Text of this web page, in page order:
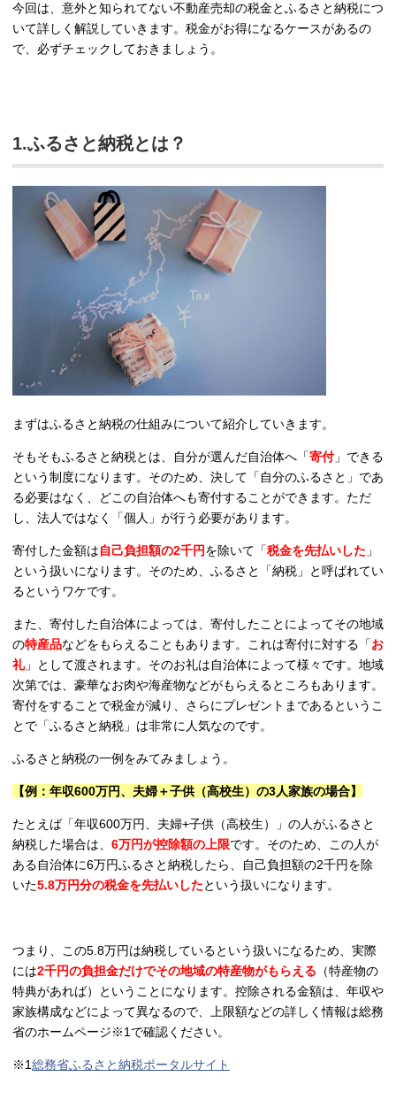
今回は、意外と知られてない不動産売却の税金とふるさと納税につ
いて詳しく解説していきます。税金がお得になるケースがあるの
で、必ずチェックしておきましょう。
1.ふるさと納税とは？
まずはふるさと納税の仕組みについて紹介していきます。
そもそもふるさと納税とは、自分が選んだ自治体へ「寄付」できる
という制度になります。そのため、決して「自分のふるさと」であ
る必要はなく、どこの自治体へも寄付することができます。ただ
し、法人ではなく「個人」が行う必要があります。
寄付した金額は自己負担額の2千円を除いて「税金を先払いした 」
という扱いになります。そのため、ふるさと「納税」と呼ばれてい
るというワケです。
また、寄付した自治体によっては、寄付したことによってその地域
の特産品などをもらえることもあります。これは寄付に対する「お
礼」として渡されます。そのお礼は自治体によって様々です。地域
次第では、豪華なお肉や海産物などがもらえるところもあります。
寄付をすることで税金が減り、さらにプレゼントまであるというこ
とで「ふるさと納税」は非常に人気なのです。
ふるさと納税の一例をみてみましょう。
【例：年収600万円、夫婦＋子供（高校生）の3人家族の場合】
たとえば「年収600万円、夫婦+子供（高校生）」の人がふるさと
納税した場合は、 6万円が控除額の上限です。そのため、この人が
ある自治体に6万円ふるさと納税したら、自己負担額の2千円を除
いた5.8万円分の税金を先払いしたという扱いになります。
つまり、この5.8万円は納税しているという扱いになるため、実際
には2千円の負担金だけでその地域の特産物がもらえる （特産物の
特典があれば）ということになります。控除される金額は、年収や
家族構成などによって異なるので、上限額などの詳しく情報は総務
省のホームページ※1で確認ください。
※1総務省ふるさと納税ポータルサイト